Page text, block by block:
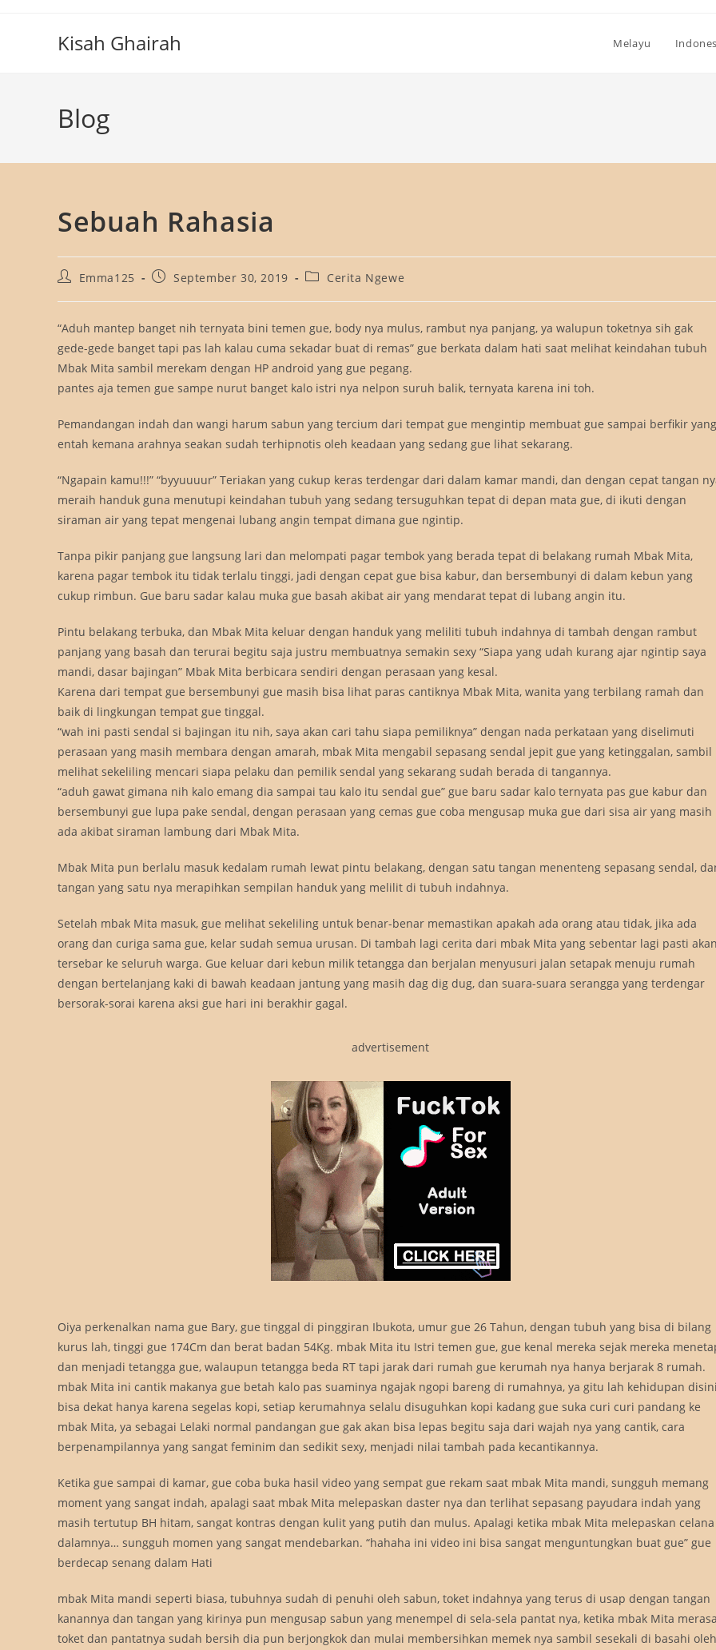
Kisah Ghairah Melayu
Blog
Sebuah Rahasia
PostEmma125
PostSeptember 30, 2019
PostCerita Ngewe
“Aduh mantep banget nih ternyata bini temen gue, body nya mulus, rambut nya panjang, ya walupun toketnya sih gak
gede-gede banget tapi pas lah kalau cuma sekadar buat di remas” gue berkata dalam hati saat melihat keindahan tubuh
Mbak Mita sambil merekam dengan HP android yang gue pegang.
pantes aja temen gue sampe nurut banget kalo istri nya nelpon suruh balik, ternyata karena ini toh.
Pemandangan indah dan wangi harum sabun yang tercium dari tempat gue mengintip membuat gue sampai berfikir yang
entah kemana arahnya seakan sudah terhipnotis oleh keadaan yang sedang gue lihat sekarang.
“Ngapain kamu!!!” “byyuuuur” Teriakan yang cukup keras terdengar dari dalam kamar mandi, dan dengan cepat tangan
meraih handuk guna menutupi keindahan tubuh yang sedang tersuguhkan tepat di depan mata gue, di ikuti dengan
siraman air yang tepat mengenai lubang angin tempat dimana gue ngintip.
Tanpa pikir panjang gue langsung lari dan melompati pagar tembok yang berada tepat di belakang rumah Mbak Mita,
karena pagar tembok itu tidak terlalu tinggi, jadi dengan cepat gue bisa kabur, dan bersembunyi di dalam kebun yang
cukup rimbun. Gue baru sadar kalau muka gue basah akibat air yang mendarat tepat di lubang angin itu.
Pintu belakang terbuka, dan Mbak Mita keluar dengan handuk yang meliliti tubuh indahnya di tambah dengan rambut
panjang yang basah dan terurai begitu saja justru membuatnya semakin sexy “Siapa yang udah kurang ajar ngintip saya
mandi, dasar bajingan” Mbak Mita berbicara sendiri dengan perasaan yang kesal.
Karena dari tempat gue bersembunyi gue masih bisa lihat paras cantiknya Mbak Mita, wanita yang terbilang ramah dan
baik di lingkungan tempat gue tinggal.
“wah ini pasti sendal si bajingan itu nih, saya akan cari tahu siapa pemiliknya” dengan nada perkataan yang diselimuti
perasaan yang masih membara dengan amarah, mbak Mita mengabil sepasang sendal jepit gue yang ketinggalan, sambil
melihat sekeliling mencari siapa pelaku dan pemilik sendal yang sekarang sudah berada di tangannya.
“aduh gawat gimana nih kalo emang dia sampai tau kalo itu sendal gue” gue baru sadar kalo ternyata pas gue kabur dan
bersembunyi gue lupa pake sendal, dengan perasaan yang cemas gue coba mengusap muka gue dari sisa air yang masih
ada akibat siraman lambung dari Mbak Mita.
Mbak Mita pun berlalu masuk kedalam rumah lewat pintu belakang, dengan satu tangan menenteng sepasang sendal,
tangan yang satu nya merapihkan sempilan handuk yang melilit di tubuh indahnya.
Setelah mbak Mita masuk, gue melihat sekeliling untuk benar-benar memastikan apakah ada orang atau tidak, jika ada
orang dan curiga sama gue, kelar sudah semua urusan. Di tambah lagi cerita dari mbak Mita yang sebentar lagi pasti
tersebar ke seluruh warga. Gue keluar dari kebun milik tetangga dan berjalan menyusuri jalan setapak menuju rumah
dengan bertelanjang kaki di bawah keadaan jantung yang masih dag dig dug, dan suara-suara serangga yang terdengar
bersorak-sorai karena aksi gue hari ini berakhir gagal.
advertisement
Oiya perkenalkan nama gue Bary, gue tinggal di pinggiran Ibukota, umur gue 26 Tahun, dengan tubuh yang bisa di bilang
kurus lah, tinggi gue 174Cm dan berat badan 54Kg. mbak Mita itu Istri temen gue, gue kenal mereka sejak mereka
dan menjadi tetangga gue, walaupun tetangga beda RT tapi jarak dari rumah gue kerumah nya hanya berjarak 8 rumah.
mbak Mita ini cantik makanya gue betah kalo pas suaminya ngajak ngopi bareng di rumahnya, ya gitu lah kehidupan
bisa dekat hanya karena segelas kopi, setiap kerumahnya selalu disuguhkan kopi kadang gue suka curi curi pandang ke
mbak Mita, ya sebagai Lelaki normal pandangan gue gak akan bisa lepas begitu saja dari wajah nya yang cantik, cara
berpenampilannya yang sangat feminim dan sedikit sexy, menjadi nilai tambah pada kecantikannya.
Ketika gue sampai di kamar, gue coba buka hasil video yang sempat gue rekam saat mbak Mita mandi, sungguh memang
moment yang sangat indah, apalagi saat mbak Mita melepaskan daster nya dan terlihat sepasang payudara indah yang
masih tertutup BH hitam, sangat kontras dengan kulit yang putih dan mulus. Apalagi ketika mbak Mita melepaskan celana
dalamnya… sungguh momen yang sangat mendebarkan. “hahaha ini video ini bisa sangat menguntungkan buat gue” gue
berdecap senang dalam Hati
mbak Mita mandi seperti biasa, tubuhnya sudah di penuhi oleh sabun, toket indahnya yang terus di usap dengan tangan
kanannya dan tangan yang kirinya pun mengusap sabun yang menempel di sela-sela pantat nya, ketika mbak Mita
toket dan pantatnya sudah bersih dia pun berjongkok dan mulai membersihkan memek nya sambil sesekali di basahi oleh